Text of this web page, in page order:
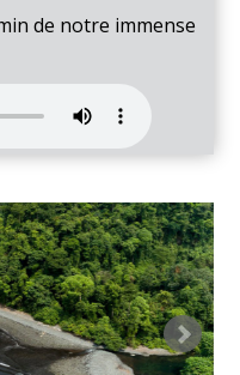
de notre immense